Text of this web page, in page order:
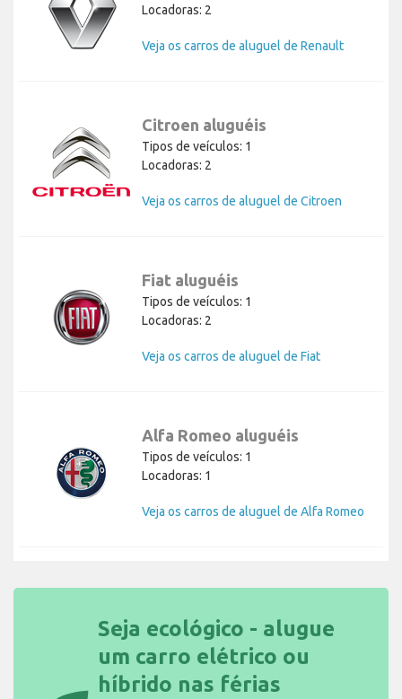
Locadoras: 2
Veja os carros de aluguel de Renault
Citroen aluguéis
Tipos de veículos: 1
Locadoras: 2
Veja os carros de aluguel de Citroen
Fiat aluguéis
Tipos de veículos: 1
Locadoras: 2
Veja os carros de aluguel de Fiat
Alfa Romeo aluguéis
Tipos de veículos: 1
Locadoras: 1
Veja os carros de aluguel de Alfa Romeo
Seja ecológico - alugue
um carro elétrico ou
híbrido nas férias